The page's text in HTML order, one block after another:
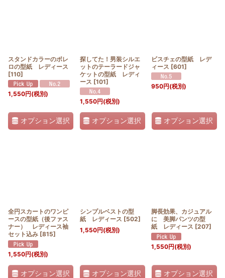
スタンドカラーのボレ
ロの型紙 レディース
[110]
1,550円(税別)
オプション選択
探してた！男装シルエ
ットのテーラードジャ
ケットの型紙 レディ
ース [101]
1,550円(税別)
オプション選択
ビスチェの型紙 レデ
ィース [601]
950円(税別)
オプション選択
全円スカートのワンピ
ースの型紙（後ファス
ナー） レディース袖
セット込み [815]
1,550円(税別)
オプション選択
シンプルベストの型
紙 レディース [502]
1,550円(税別)
オプション選択
脚長効果、カジュアル
に 美脚パンツの型
紙 レディース [207]
1,550円(税別)
オプション選択